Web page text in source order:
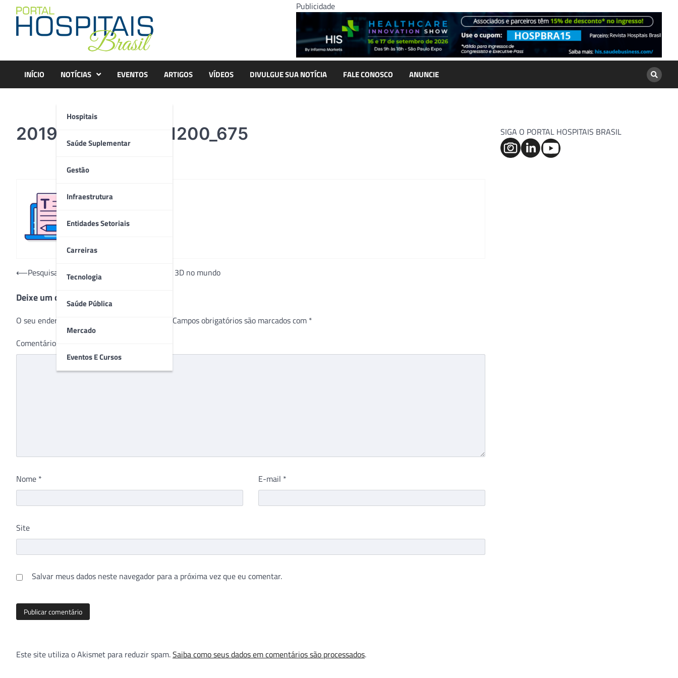
content
Publicidade
INÍCIO NOTÍCIAS
Hospitais
Saúde Suplementar
Gestão
Infraestrutura
Entidades Setoriais
Carreiras
Tecnologia
Saúde Pública
Mercado
Eventos E Cursos
EVENTOS ARTIGOS VÍDEOS DIVULGUE SUA NOTÍCIA FALE CONOSCO ANUNCIE
20190416084619_1200_675
Navegação
Post
⟵Pesquisadores imprimem primeiro coração 3D no mundo
Deixe um comentário
O seu endereço de e-mail não será publicado. Campos obrigatórios são marcados com *
Comentário
Nome * E-mail *
Site
Salvar meus dados neste navegador para a próxima vez que eu comentar.
Este site utiliza o Akismet para reduzir spam.Saiba como seus dados em comentários são processados.
SIGA O PORTAL HOSPITAIS BRASIL